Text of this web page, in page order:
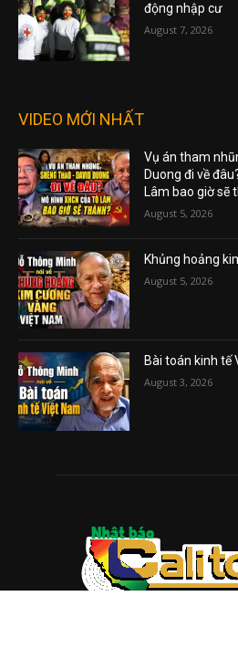
động nhập cư
August 7, 2026
VIDEO MỚI NHẤT
Vụ án tham
Duong đi về
Lâm bao giờ sẽ
August 5, 2026
Khủng hoảng
August 5, 2026
Bài toán kinh tế
August 3, 2026